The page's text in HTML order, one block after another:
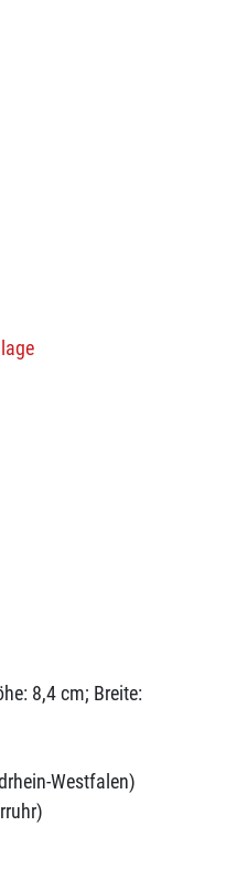
8,4 cm; Breite:
Westfalen)